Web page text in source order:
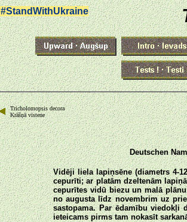
#StandWithUkraine
Tricholomopsis decora
Krāšņā vistene
Deutschen
Vidēji liela lapiņsēne (diametrs 4-
cepurīti; ar platām dzeltenām
cepurītes vidū biezu un malā
no augusta līdz novembrim uz
sastopama. Par ēdamību viedokļi
ieteicams pirms tam nokasīt